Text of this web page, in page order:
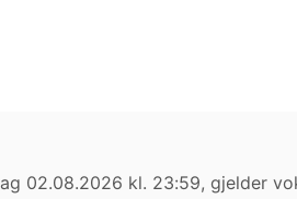
02.08.2026 kl. 23:59, gjelder